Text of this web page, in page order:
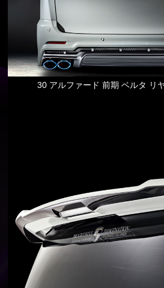
30 アルファード 前期 ベルタ リ